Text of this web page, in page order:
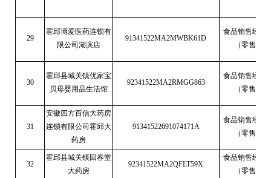
29
霍邱博爱医药连锁有
限公司湖滨店
91341522MA2MWBK61D
食品销售经营
（零售）
30
霍邱县城关镇优家宝
贝母婴用品生活馆
92341522MA2RMGG863
食品销售经营
（零售）
31
安徽四方百信大药房
连锁有限公司霍邱大
药房
91341522691074171A
食品销售经营
（零售）
32
霍邱县城关镇回春堂
大药房
92341522MA2QFLT59X
食品销售经营
（零售）